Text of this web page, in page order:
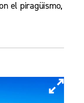
el piragüismo,